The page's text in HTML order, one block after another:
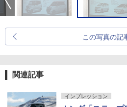
この写真の記
関連記事
インプレッション